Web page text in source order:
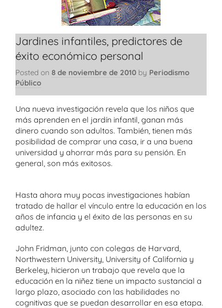
Jardines infantiles, predictores de
éxito económico personal
Posted on 8 de noviembre de 2010 by Periodismo
Público
Una nueva investigación revela que los niños que
más aprenden en el jardín infantil, ganan más
dinero cuando son adultos. También, tienen más
posibilidad de comprar una casa, ir a una buena
universidad y ahorrar más para su pensión. En
general, son más exitosos.
Hasta ahora muy pocas investigaciones habían
tratado de hallar el vínculo entre la educación en los
años de infancia y el éxito de las personas en su
adultez.
John Fridman, junto con colegas de Harvard,
Northwestern University, University of California y
Berkeley, hicieron un trabajo que revela que la
educación en la niñez tiene un impacto sustancial a
largo plazo, asociado con las habilidades no
cognitivas que se puedan desarrollar en esa etapa.